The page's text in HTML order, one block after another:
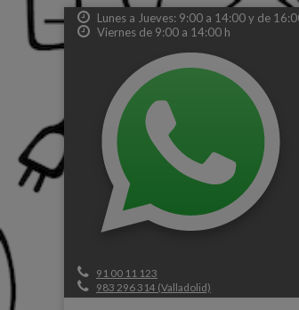
Lunes a Jueves: 9:00 a 14:00 y de
Viernes de 9:00 a 14:00 h
91 00 11 123
983 296 314 (Valladolid)